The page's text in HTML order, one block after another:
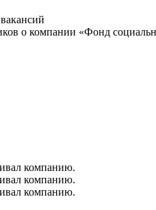
о компании «Фонд
компанию.
компанию.
компанию.